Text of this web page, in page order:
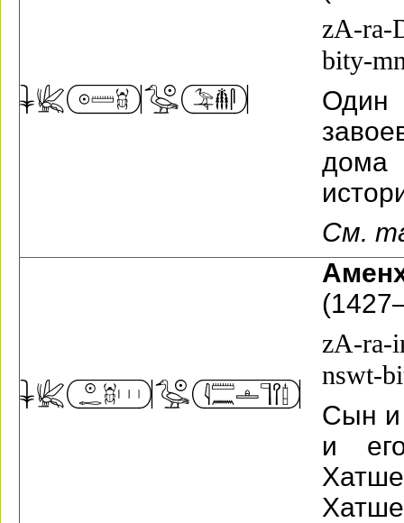
zA-ra-
bity-
См.
zA-ra-
nswt-
Сын и
и